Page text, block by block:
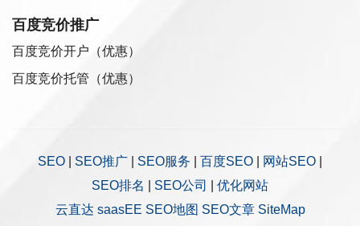
百度竞价推广
百度竞价开户（优惠）
百度竞价托管（优惠）
SEO SEO推广 SEO服务 百度SEO 网站SEO
SEO排名
SEO公司
优化网站
云直达 saasEE SEO地图 SEO文章 SiteMap